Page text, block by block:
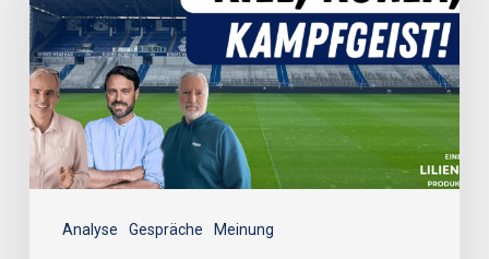
Analyse Gespräche Meinung